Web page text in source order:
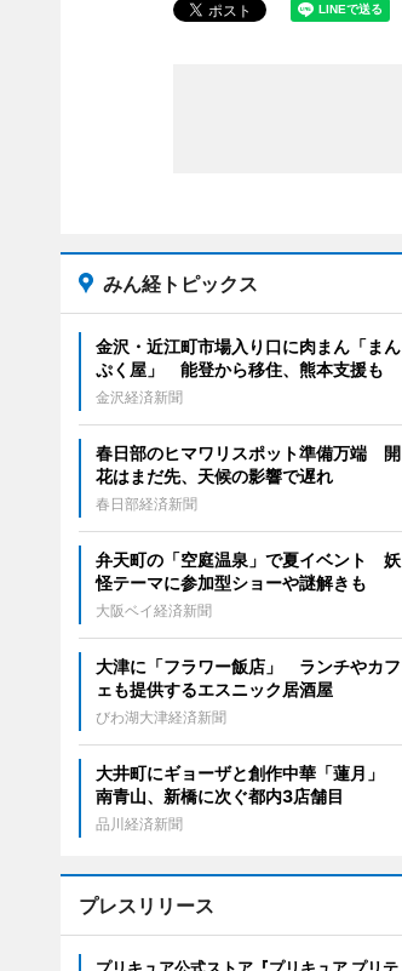
みん経トピックス
金沢・近江町市場入り口に肉まん「まん
ぷく屋」 能登から移住、熊本支援も
金沢経済新聞
春日部のヒマワリスポット準備万端 開
花はまだ先、天候の影響で遅れ
春日部経済新聞
弁天町の「空庭温泉」で夏イベント 妖
怪テーマに参加型ショーや謎解きも
大阪ベイ経済新聞
大津に「フラワー飯店」 ランチやカフ
ェも提供するエスニック居酒屋
びわ湖大津経済新聞
大井町にギョーザと創作中華「蓮月」
南青山、新橋に次ぐ都内3店舗目
品川経済新聞
プレスリリース